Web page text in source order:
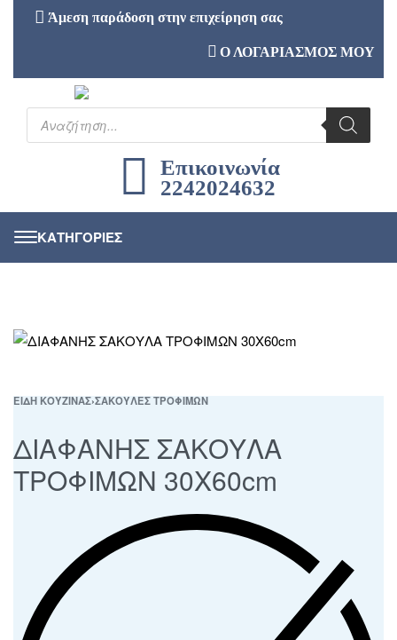
Άμεση παράδοση στην επιχείρηση σας
Ο ΛΟΓΑΡΙΑΣΜΟΣ ΜΟΥ
Επικοινωνία
2242024632
ΕΙΔΗ ΚΟΥΖΙΝΑΣ›ΣΑΚΟΥΛΕΣ ΤΡΟΦΙΜΩΝ
ΔΙΑΦΑΝΗΣ ΣΑΚΟΥΛΑ
ΤΡΟΦΙΜΩΝ 30Χ60cm